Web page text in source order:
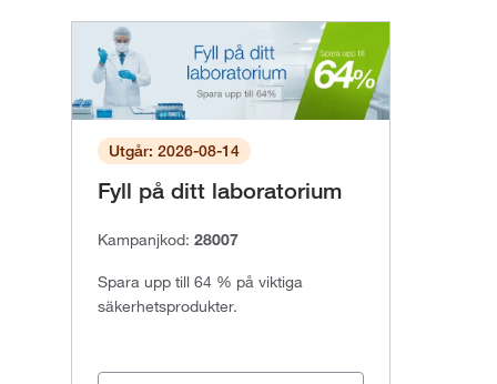
Utgår: 2026-08-14
Fyll på ditt laboratorium
Kampanjkod: 28007
Spara upp till 64 % på viktiga
säkerhetsprodukter.